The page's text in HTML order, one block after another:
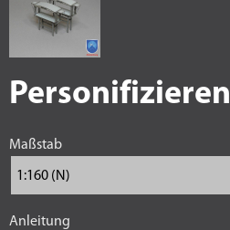
Personifizieren
Maßstab
Anleitung